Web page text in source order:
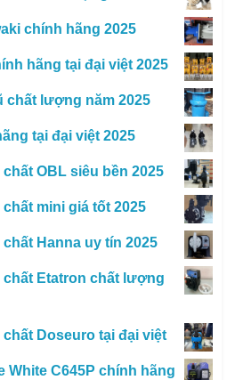
chính hãng 2025
hãng tại đại việt 2025
chất lượng năm 2025
tại đại việt 2025
OBL siêu bền 2025
mini giá tốt 2025
Hanna uy tín 2025
Etatron chất lượng
Doseuro tại đại việt
White C645P chính hãng